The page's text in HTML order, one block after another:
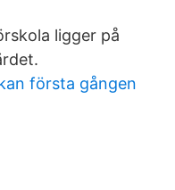
ligger på
första gången